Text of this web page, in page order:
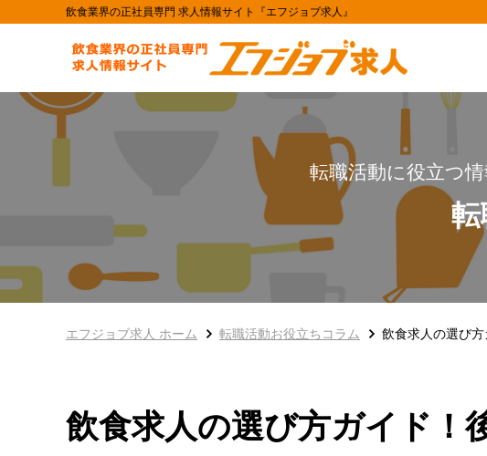
飲食業界の正社員専門 求人情報サイト『エフジョブ求人』
転職活動に役立つ
エフジョブ求人 ホーム 転職活動お役立ちコラム 飲食求人の選び
飲食求人の選び方ガイド！